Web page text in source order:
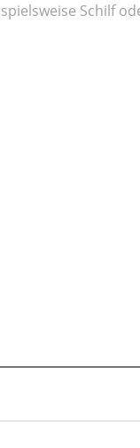
Schilf